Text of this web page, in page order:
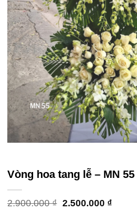
Vòng hoa tang lễ – MN 55
2.900.000₫ Giá
2.500.000 ₫Giá